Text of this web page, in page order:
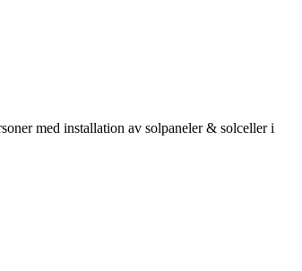
med installation av solpaneler & solceller i